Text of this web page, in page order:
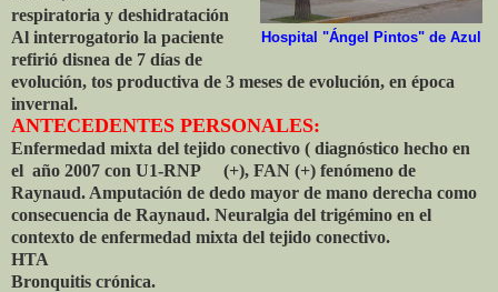
Hospital "Ángel Pintos" de Azul
respiratoria y deshidratación
Al interrogatorio la paciente
refirió disnea de 7 días de
evolución, tos productiva de 3 meses de evolución, en época
invernal.
ANTECEDENTES PERSONALES:
Enfermedad mixta del tejido conectivo ( diagnóstico hecho en
el año 2007 con U1-RNP (+), FAN (+) fenómeno de
Raynaud. Amputación de dedo mayor de mano derecha como
consecuencia de Raynaud. Neuralgia del trigémino en el
contexto de enfermedad mixta del tejido conectivo.
HTA
Bronquitis crónica.